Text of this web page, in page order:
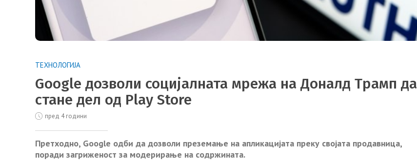
ТЕХНОЛОГИЈА
Google дозволи социјалната мрежа на Доналд Трамп да
стане дел од Play Store
пред 4 години
Претходно, Google одби да дозволи преземање на апликацијата преку својата продавница,
поради загриженост за модерирање на содржината.